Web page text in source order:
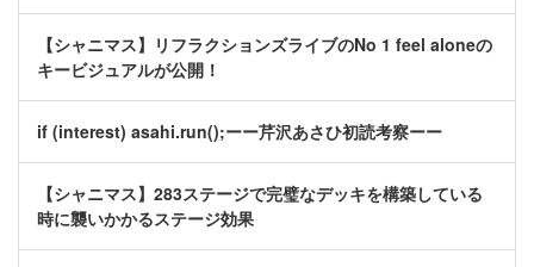
【シャニマス】リフラクションズライブのNo 1 feel aloneの
キービジュアルが公開！
if (interest) asahi.run();ーー芹沢あさひ初読考察ーー
【シャニマス】283ステージで完璧なデッキを構築している
時に襲いかかるステージ効果